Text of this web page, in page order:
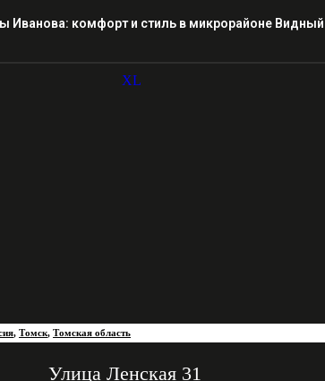
Иванова: комфорт и стиль в микрорайоне Видный
,Томск,Томская область
Улица Ленская 31